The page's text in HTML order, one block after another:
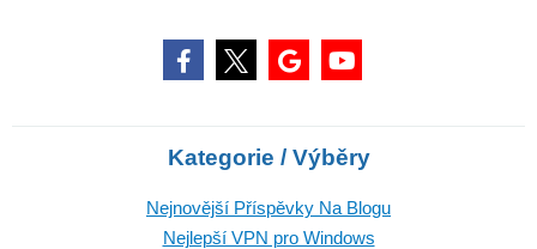
Kategorie / Výběry
Nejnovější Příspěvky Na Blogu
Nejlepší VPN pro Windows